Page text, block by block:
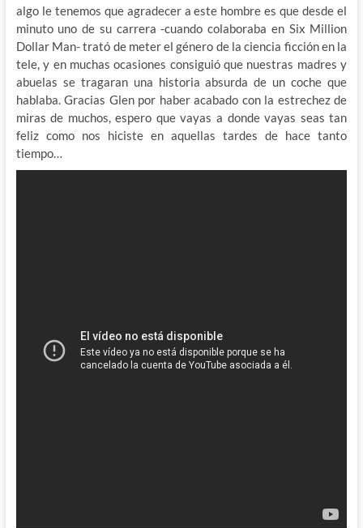
algo le tenemos que agradecer a este hombre es que desde el
minuto uno de su carrera -cuando colaboraba en Six Million
Dollar Man- trató de meter el género de la ciencia ficción en la
tele, y en muchas ocasiones consiguió que nuestras madres y
abuelas se tragaran una historia absurda de un coche que
hablaba. Gracias Glen por haber acabado con la estrechez de
miras de muchos, espero que vayas a donde vayas seas tan
feliz como nos hiciste en aquellas tardes de hace tanto
tiempo…